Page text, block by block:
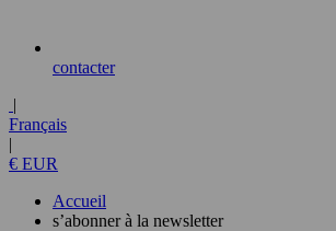
contacter
|
Français
|
€ EUR
Accueil
s’abonner à la newsletter